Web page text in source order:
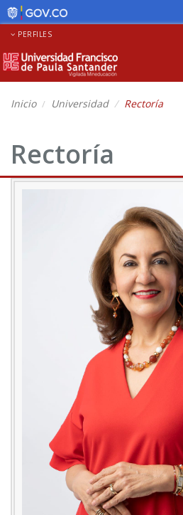
PERFILES
Inicio Universidad Rectoría
Rectoría